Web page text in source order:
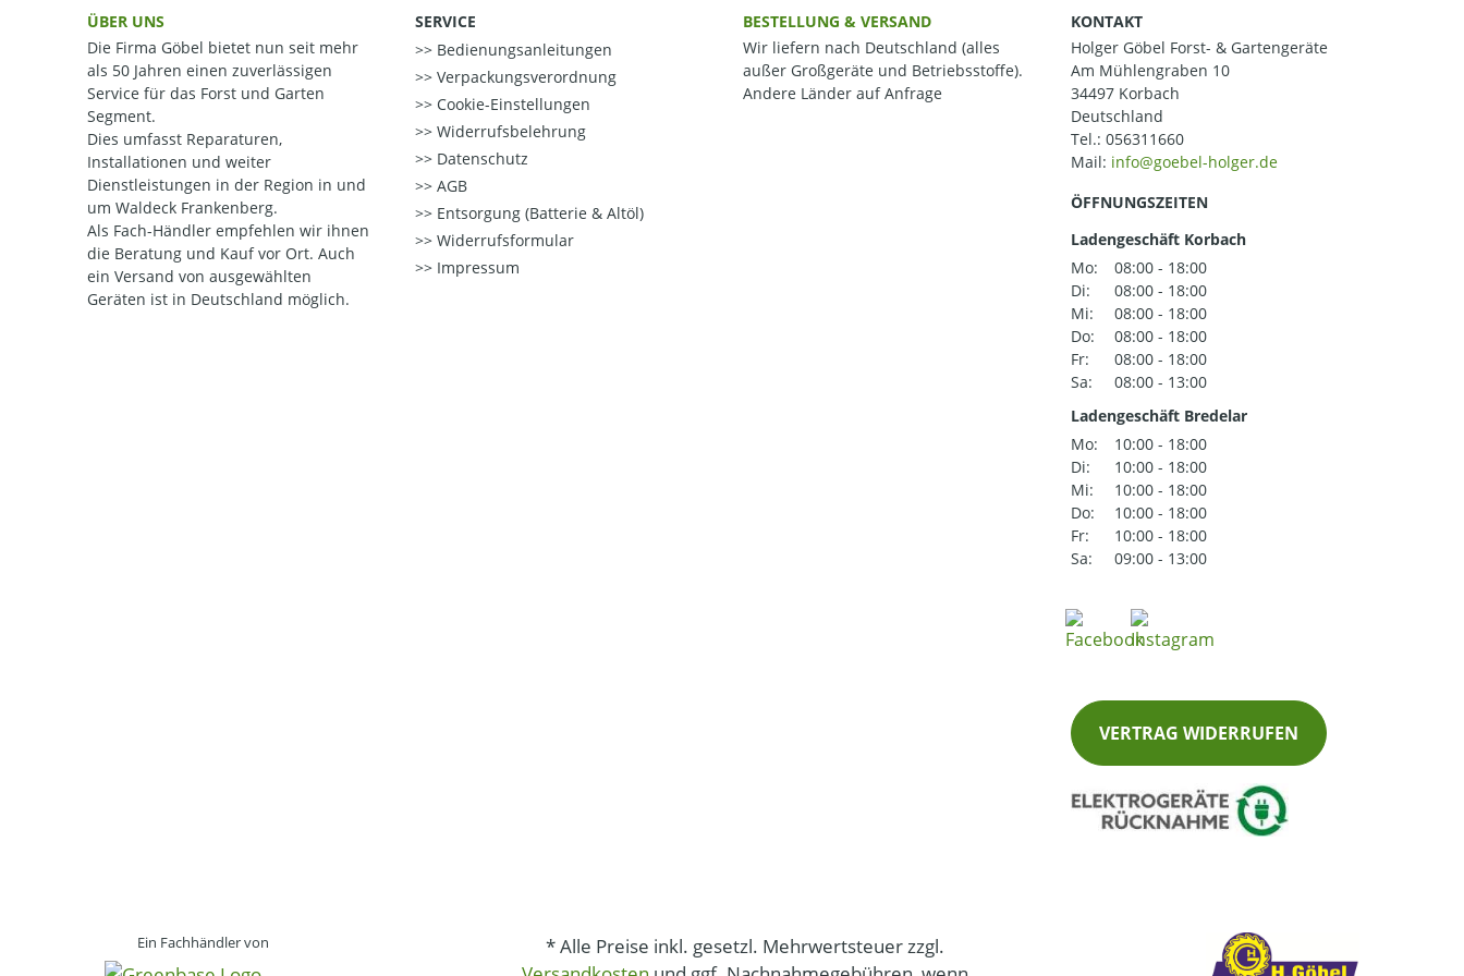
ÜBER UNS
Die Firma Göbel bietet nun seit mehr
als 50 Jahren einen zuverlässigen
Service für das Forst und Garten
Segment.
Dies umfasst Reparaturen,
Installationen und weiter
Dienstleistungen in der Region in und
um Waldeck Frankenberg.
Als Fach-Händler empfehlen wir ihnen
die Beratung und Kauf vor Ort. Auch
ein Versand von ausgewählten
Geräten ist in Deutschland möglich.
SERVICE
Bedienungsanleitungen
Verpackungsverordnung
Cookie-Einstellungen
Widerrufsbelehrung
Datenschutz
AGB
Entsorgung (Batterie & Altöl)
Widerrufsformular
Impressum
BESTELLUNG & VERSAND
Wir liefern nach Deutschland (alles
außer Großgeräte und Betriebsstoffe).
Andere Länder auf Anfrage
KONTAKT
Holger Göbel Forst- & Gartengeräte
Am Mühlengraben 10
34497 Korbach
Deutschland
Tel.: 056311660
Mail:
ÖFFNUNGSZEITEN
Ladengeschäft Korbach
Mo:
08:00 - 18:00
Di:
08:00 - 18:00
Mi:
08:00 - 18:00
Do:
08:00 - 18:00
Fr:
08:00 - 18:00
Sa:
08:00 - 13:00
Ladengeschäft Bredelar
Mo:
10:00 - 18:00
Di:
10:00 - 18:00
Mi:
10:00 - 18:00
Do:
10:00 - 18:00
Fr:
10:00 - 18:00
Sa:
09:00 - 13:00
VERTRAG WIDERRUFEN
Ein Fachhändler von
* Alle Preise inkl. gesetzl. Mehrwertsteuer zzgl.